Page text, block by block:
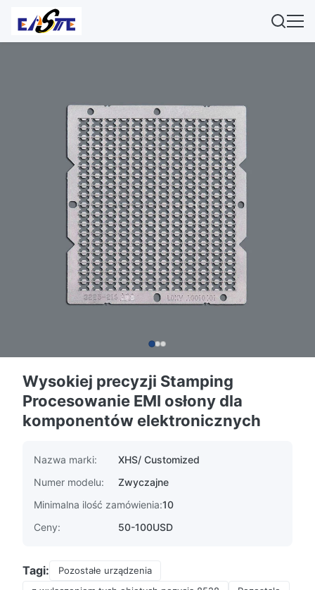
Wysokiej precyzji Stamping
Procesowanie EMI osłony dla
komponentów elektronicznych
Nazwa marki:
XHS/ Customized
Numer modelu:
Zwyczajne
Minimalna ilość zamówienia:10
Ceny:
50-100USD
Tagi:
Pozostałe urządzenia